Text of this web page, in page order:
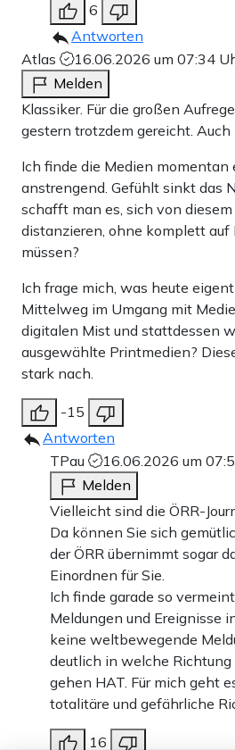
6
Antworten
Atlas
16.06.2026 um 07:34
Melden
Klassiker. Für die großen
gestern trotzdem gereicht. Auch
Ich finde die Medien momentan
anstrengend. Gefühlt sinkt das
schafft man es, sich von
distanzieren, ohne komplett auf
müssen?
Ich frage mich, was heute
Mittelweg im Umgang mit
digitalen Mist und stattdessen
ausgewählte Printmedien?
stark nach.
-15
Antworten
TPau
16.06.2026 um
Melden
Vielleicht sind die ÖRR-
Da können Sie sich
der ÖRR übernimmt sogar
Einordnen für Sie.
Ich finde garade so
Meldungen und Ereignisse
keine weltbewegende
deutlich in welche Richtung
gehen HAT. Für mich geht
totalitäre und gefährliche
16